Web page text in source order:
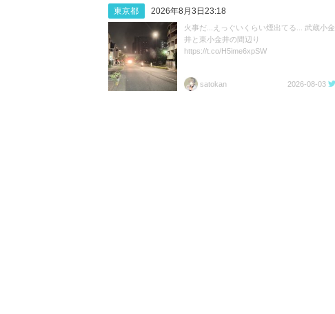
東京都 2026年8月3日23:18
火事だ...えっぐいくらい煙出てる... 武蔵小金
井と東小金井の間辺り
https://t.co/H5ime6xpSW
satokan 2026-08-03